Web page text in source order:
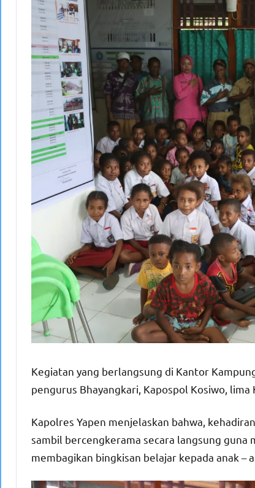
Kegiatan yang berlangsung di Kantor
pengurus Bhayangkari, Kapospol Kosiwo,
Kapolres Yapen menjelaskan bahwa,
sambil bercengkerama secara langsung
membagikan bingkisan belajar kepada anak –